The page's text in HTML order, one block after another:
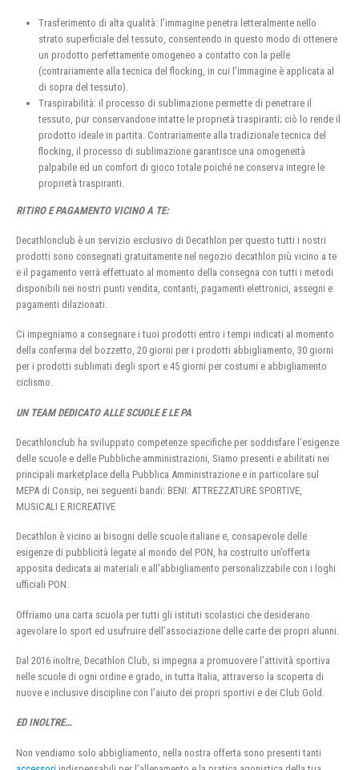
Trasferimento di alta qualità: l’immagine penetra letteralmente nello
strato superficiale del tessuto, consentendo in questo modo di ottenere
un prodotto perfettamente omogeneo a contatto con la pelle
(contrariamente alla tecnica del flocking, in cui l’immagine è applicata al
di sopra del tessuto).
Traspirabilità: il processo di sublimazione permette di penetrare il
tessuto, pur conservandone intatte le proprietà traspiranti; ciò lo rende il
prodotto ideale in partita. Contrariamente alla tradizionale tecnica del
flocking, il processo di sublimazione garantisce una omogeneità
palpabile ed un comfort di gioco totale poiché ne conserva integre le
proprietà traspiranti.
RITIRO E PAGAMENTO VICINO A TE:
Decathlonclub è un servizio esclusivo di Decathlon per questo tutti i nostri
prodotti sono consegnati gratuitamente nel negozio decathlon più vicino a te
e il pagamento verrà effettuato al momento della consegna con tutti i metodi
disponibili nei nostri punti vendita, contanti, pagamenti elettronici, assegni e
pagamenti dilazionati.
Ci impegniamo a consegnare i tuoi prodotti entro i tempi indicati al momento
della conferma del bozzetto, 20 giorni per i prodotti abbigliamento, 30 giorni
per i prodotti sublimati degli sport e 45 giorni per costumi e abbigliamento
ciclismo.
UN TEAM DEDICATO ALLE SCUOLE E LE PA
Decathlonclub ha sviluppato competenze specifiche per soddisfare l’esigenze
delle scuole e delle Pubbliche amministrazioni, Siamo presenti e abilitati nei
principali marketplace della Pubblica Amministrazione e in particolare sul
MEPA di Consip, nei seguenti bandi: BENI: ATTREZZATURE SPORTIVE,
MUSICALI E RICREATIVE
Decathlon è vicino ai bisogni delle scuole italiane e, consapevole delle
esigenze di pubblicità legate al mondo del PON, ha costruito un’offerta
apposita dedicata ai materiali e all’abbigliamento personalizzabile con i loghi
ufficiali PON.
Offriamo una carta scuola per tutti gli istituti scolastici che desiderano
agevolare lo sport ed usufruire dell’associazione delle carte dei propri alunni.
Dal 2016 inoltre, Decathlon Club, si impegna a promuovere l’attività sportiva
nelle scuole di ogni ordine e grado, in tutta Italia, attraverso la scoperta di
nuove e inclusive discipline con l’aiuto dei propri sportivi e dei Club Gold.
ED INOLTRE…
Non vendiamo solo abbigliamento, nella nostra offerta sono presenti tanti